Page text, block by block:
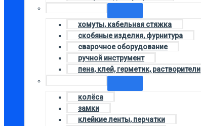
хомуты, кабельная стяжка
скобяные изделия, фурнитура
сварочное оборудование
ручной инструмент
пена, клей, герметик, растворители
колёса
замки
клейкие ленты, перчатки